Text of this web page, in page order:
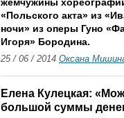
жемчужины
«Польского акта» из
ночи» из оперы Гуно
Игоря» Бородина.
25 / 06 / 2014 Оксана
Елена Кулецкая:
большой суммы